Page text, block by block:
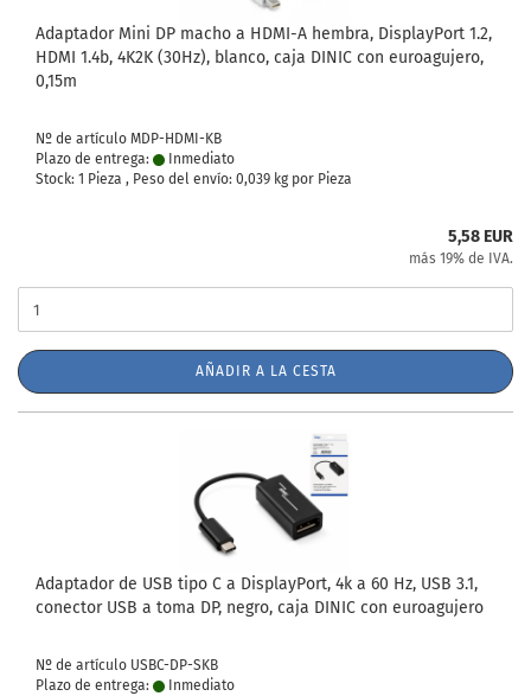
Adaptador Mini DP macho a HDMI-A hembra, DisplayPort 1.2,
HDMI 1.4b, 4K2K (30Hz), blanco, caja DINIC con euroagujero,
0,15m
Nº de artículo MDP-HDMI-KB
Plazo de entrega:
Inmediato
Stock: 1 Pieza , Peso del envío: 0,039 kg por Pieza
5,58 EUR
más 19% de IVA.
AÑADIR A LA CESTA
Adaptador de USB tipo C a DisplayPort, 4k a 60 Hz, USB 3.1,
conector USB a toma DP, negro, caja DINIC con euroagujero
Nº de artículo USBC-DP-SKB
Plazo de entrega:
Inmediato